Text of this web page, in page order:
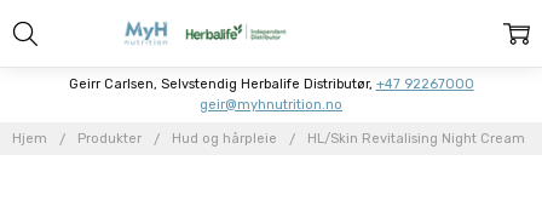
Geirr Carlsen, Selvstendig Herbalife Distributør, +47 92267000
geir@myhnutrition.no
Hjem Produkter Hud og hårpleie HL/Skin Revitalising Night Cream